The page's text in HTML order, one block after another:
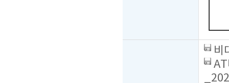
비